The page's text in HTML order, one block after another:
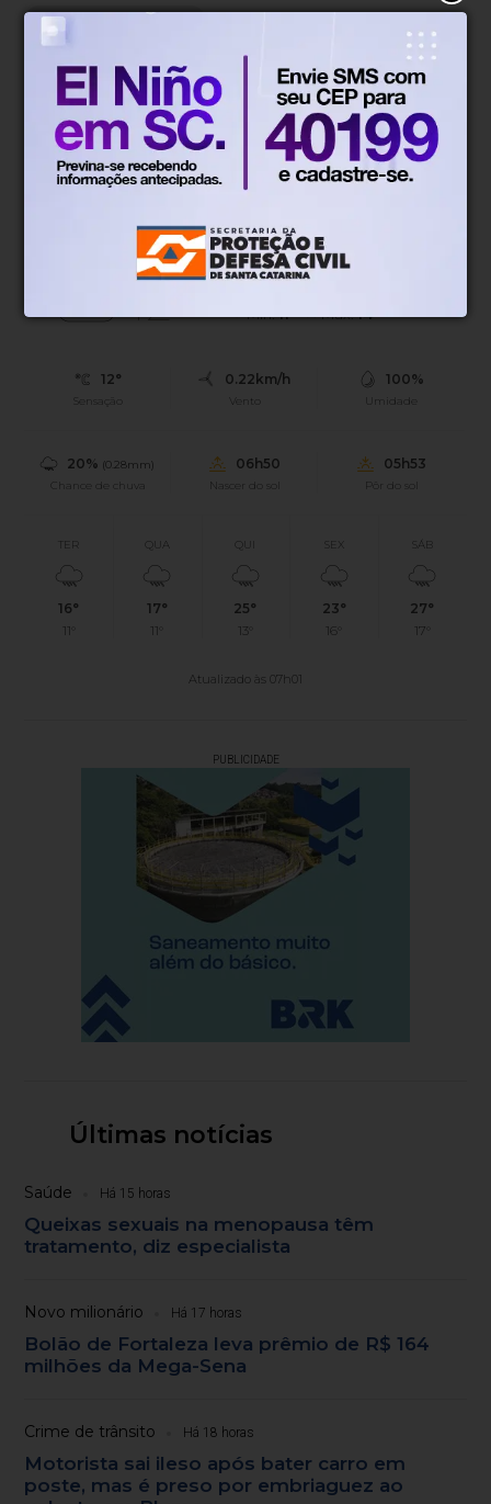
Direto da Europa
Banda alemã Die Kirchdorfer é
confirmada na 41ª Oktoberfest
Blumenau
A Die Kirchdorfer retorna ao evento acompanhada de
um convidado especial: o guitarrista alemão Florian
Opahle.
Blumenau, SC
12°
Mín.11° Máx.14°
12°
Sensação
0.22km/h
Vento
100%
Umidade
20% (0.28mm)
Chance de chuva
06h50
Nascer do sol
05h53
Pôr do sol
TER
16°
11°
QUA
17°
11°
25°
13°
SEX
23°
16°
SÁB
27°
17°
Atualizado às 07h01
PUBLICIDADE
Últimas notícias
Saúde Há 15 horas
Queixas sexuais na menopausa têm
tratamento, diz especialista
Novo milionário Há 17 horas
Bolão de Fortaleza leva prêmio de R$ 164
milhões da Mega-Sena
Crime de trânsito Há 18 horas
Motorista sai ileso após bater carro em
poste, mas é preso por embriaguez ao